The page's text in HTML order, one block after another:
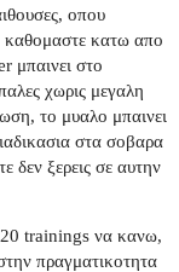
οπου
καθομαστε κατω απο
μπαινει στο
χωρις μεγαλη
το μυαλο μπαινει
στα σοβαρα
δεν ξερεις σε αυτην
20 trainings να κανω,
πραγματικοτητα